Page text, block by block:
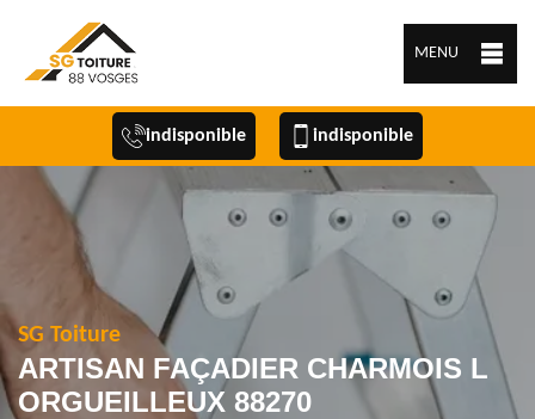
MENU
indisponible indisponible
SG Toiture
ARTISAN FAÇADIER CHARMOIS L
ORGUEILLEUX 88270